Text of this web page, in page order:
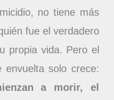
no tiene más
fue el verdadero
propia vida. Pero el
solo crece:
a morir, el